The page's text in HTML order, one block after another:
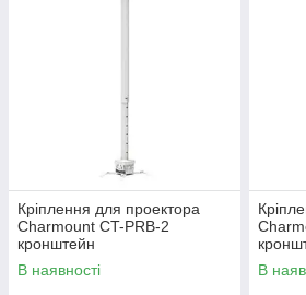
Кріплення для проектора
Charmount CT-PRB-2
кронштейн
В наявності
В